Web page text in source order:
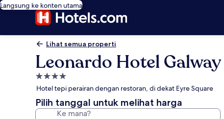
Langsung ke konten utama
Lihat semua properti
Leonardo Hotel Galway
Properti
bintang
4.0
Hotel tepi perairan dengan restoran, di dekat Eyre Square
Pilih tanggal untuk melihat harga
Ke mana?